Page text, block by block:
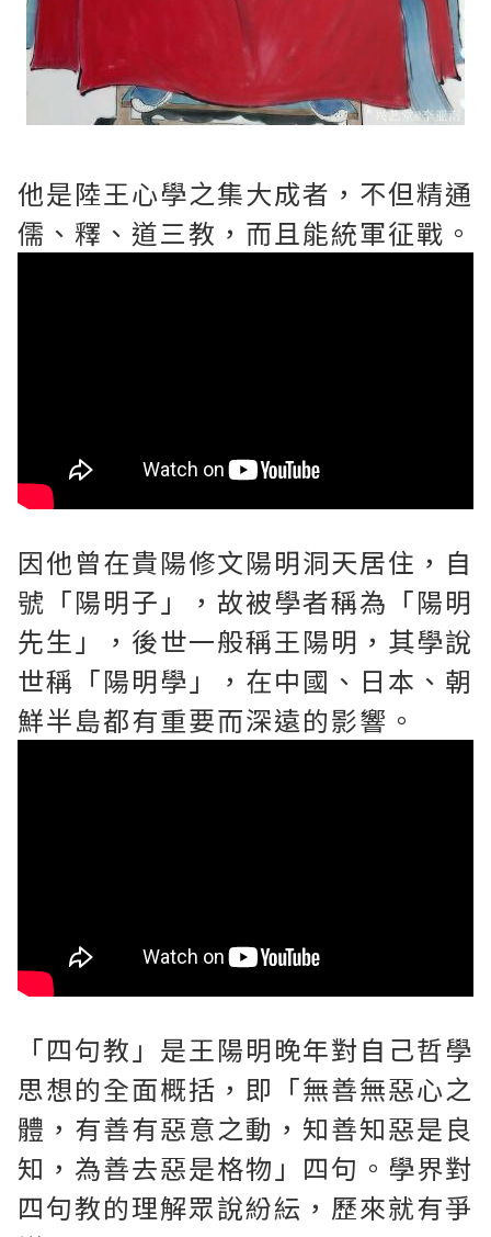
他是陸王心學之集大成者，不但精通
儒、釋、道三教，而且能統軍征戰。
因他曾在貴陽修文陽明洞天居住，自
號「陽明子」，故被學者稱為「陽明
先生」，後世一般稱王陽明，其學說
世稱「陽明學」，在中國、日本、朝
鮮半島都有重要而深遠的影響。
「四句教」是王陽明晚年對自己哲學
思想的全面概括，即「無善無惡心之
體，有善有惡意之動，知善知惡是良
知，為善去惡是格物」四句。學界對
四句教的理解眾說紛紜，歷來就有爭